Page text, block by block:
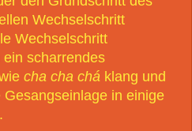
Wechselschritt
Wechselschritt
scharrendes
cha cha chá klang und
in einige